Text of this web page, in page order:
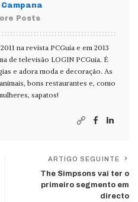
Posts
na revista PCGuia e em 2013
de televisão LOGIN PCGuia. É
e adora moda e decoração. As
bons restaurantes e, como
sapatos!
ARTIGO SEGUINTE
The Simpsons vai ter o
primeiro segmento em
directo